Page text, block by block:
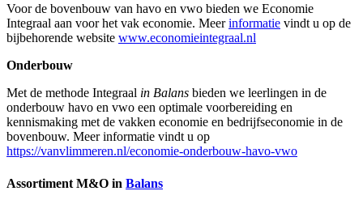
Voor de bovenbouw van havo en vwo bieden we Economie
Integraal aan voor het vak economie. Meerinformatie vindt u op de
bijbehorende website www.economieintegraal.nl
Onderbouw
Met de methode Integraal in Balans bieden we leerlingen in de
onderbouw havo en vwo een optimale voorbereiding en
kennismaking met de vakken economie en bedrijfseconomie in de
bovenbouw. Meer informatie vindt u op
https://vanvlimmeren.nl/economie-onderbouw-havo-vwo
Assortiment M&O in Balans